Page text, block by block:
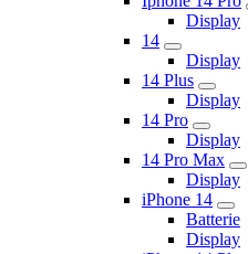
Display
14
Display
14 Plus
Display
14 Pro
Display
14 Pro Max
Display
iPhone 14
Batterie
Display